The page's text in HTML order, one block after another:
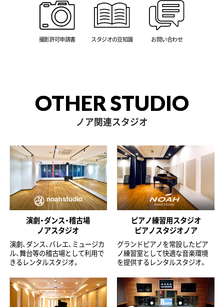
撮影許可申請書 スタジオの豆知識 お問い合わせ
OTHER STUDIO
ノア関連スタジオ
演劇・ダンス・稽古場
ノアスタジオ
演劇、ダンス、バレエ、ミュージカ
ル、舞台等の稽古場として利用で
きるレンタルスタジオ。
ピアノ練習用スタジオ
ピアノスタジオノア
グランドピアノを常設したピア
ノ練習室として快適な音楽環境
を提供するレンタルスタジオ。